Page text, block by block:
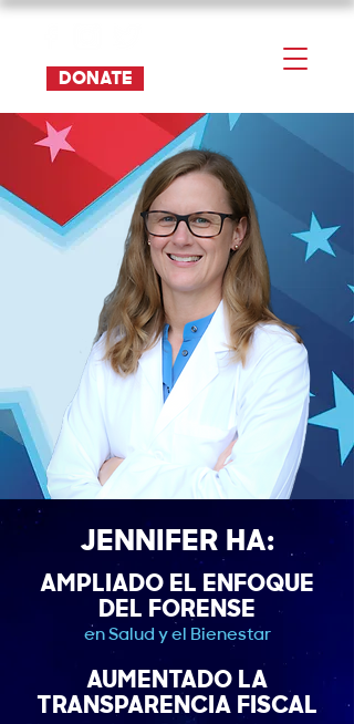
DONATE
JENNIFER HA:
AMPLIADO EL ENFOQUE
DEL FORENSE
en Salud y el Bienestar
AUMENTADO LA
TRANSPARENCIA FISCAL